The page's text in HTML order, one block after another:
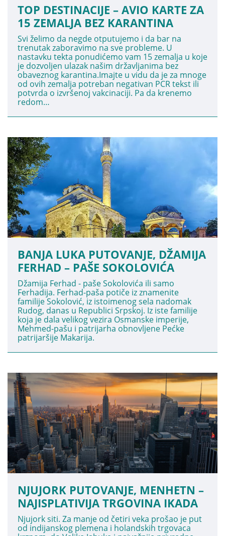
TOP DESTINACIJE – AVIO KARTE ZA
15 ZEMALJA BEZ KARANTINA
Svi želimo da negde otputujemo i da bar na
trenutak zaboravimo na sve probleme. U
nastavku tekta ponudićemo vam 15 zemalja u koje
je dozvoljen ulazak našim državljanima bez
obaveznog karantina.Imajte u vidu da je za mnoge
od ovih zemalja potreban negativan PCR tekst ili
potvrda o izvršenoj vakcinaciji. Pa da krenemo
redom…
BANJA LUKA PUTOVANJE, DŽAMIJA
FERHAD – PAŠE SOKOLOVIĆA
Džamija Ferhad - paše Sokolovića ili samo
Ferhadija. Ferhad-paša potiče iz znamenite
familije Sokolović, iz istoimenog sela nadomak
Rudog, danas u Republici Srpskoj. Iz iste familije
koja je dala velikog vezira Osmanske imperije,
Mehmed-pašu i patrijarha obnovljene Pećke
patrijaršije Makarija.
NJUJORK PUTOVANJE, MENHETN –
NAJISPLATIVIJA TRGOVINA IKADA
Njujork siti. Za manje od četiri veka prošao je put
od indijanskog plemena i holandskih trgovaca